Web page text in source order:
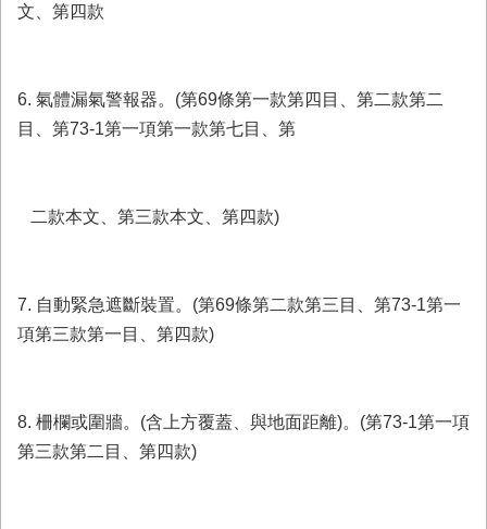
文、第四款
6. 氣體漏氣警報器。(第69條第一款第四目、第二款第二
目、第73-1第一項第一款第七目、第
二款本文、第三款本文、第四款)
7. 自動緊急遮斷裝置。(第69條第二款第三目、第73-1第一
項第三款第一目、第四款)
8. 柵欄或圍牆。(含上方覆蓋、與地面距離)。(第73-1第一項
第三款第二目、第四款)